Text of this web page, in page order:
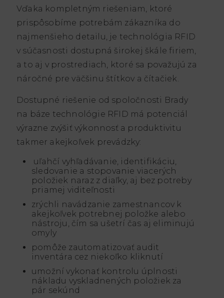
Vďaka kompletným riešeniam, ktoré
prispôsobíme potrebám zákazníka do
najmenšieho detailu, je technológia RFID
v súčasnosti dostupná širokej škále firiem,
a to aj v prostrediach, ktoré sa považujú za
náročné pre väčšinu štítkov a čítačiek.
Dostupné riešenie od spoločnosti Brady
na báze technológie RFID má potenciál
výrazne zvýšiť výkonnosť a produktivitu
takmer akejkoľvek prevádzky:
uľahčí vyhľadávanie, identifikáciu,
sledovanie a stopovanie viacerých
položiek naraz z diaľky, aj bez potreby
priamej viditeľnosti
zrýchli navádzanie zamestnancov k
akejkoľvek potrebnej položke alebo
nástroju, čím sa ušetrí čas aj eliminujú
omyly
pomôže zautomatizovať audit
inventára cez niekoľko kliknutí
umožní vykonať kontrolu úplnosti
nákladu vyskladnených položiek za
pár sekúnd